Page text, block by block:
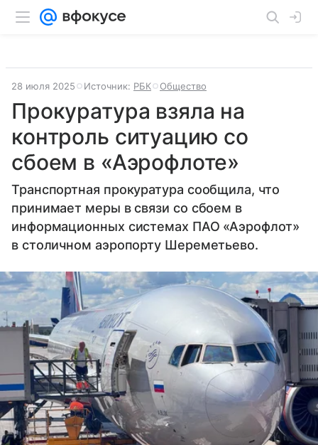
28 июля 2025 Источник: РБК Общество
Прокуратура взяла на
контроль ситуацию со
сбоем в «Аэрофлоте»
Транспортная прокуратура сообщила, что
принимает меры в связи со сбоем в
информационных системах ПАО «Аэрофлот»
в столичном аэропорту Шереметьево.